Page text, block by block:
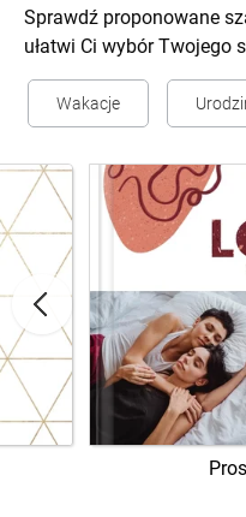
Sprawdź proponowane
ułatwi Ci wybór Twojego
Wakacje